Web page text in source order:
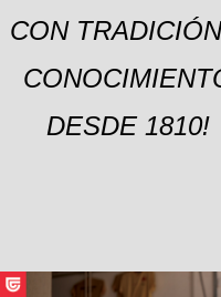
CON
DESDE 1810!